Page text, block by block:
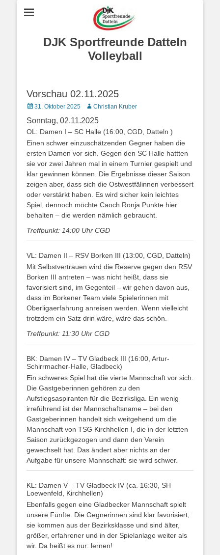
DJK Sportfreunde Datteln
Volleyball
Vorschau 02.11.2025
Posted
31. Oktober 2025 AutorChristian Kruber
Sonntag, 02.11.2025
OL: Damen I – SC Halle (16:00, CGD, Datteln )
Einen schwer einzuschätzenden Gegner haben die
ersten Damen vor sich. Gegen den SC Halle hattten
sie vor zwei Jahren mal in einem Turnier gespielt und
klar gewinnen können. Die Ergebnisse dieser Saison
zeigen aber, dass sich die Ostwestfälinnen verbessert
oder verstärkt haben. Es wird sicher kein leichtes
Spiel, dennoch möchte Caoch Ronja Punkte hier
behalten – die werden nämlich gebraucht.
Treffpunkt: 14:00 Uhr CGD
VL: Damen II – RSV Borken III (13:00, CGD, Datteln)
Mit Selbstvertrauen wird die Reserve gegen den RSV
Borken III antreten – was nicht heißt, dass sie
favorisiert sind, im Gegenteil – wir gehen davon aus,
dass im Borkener Team viele Spielerinnen mit
Oberligaerfahrung anreisen werden. Wenn vielleicht
trotzdem ein Satz drin wäre, wäre das schön.
Treffpunkt: 11:30 Uhr CGD
BK: Damen IV – TV Gladbeck III (16:00, Artur-
Schirrmacher-Halle, Gladbeck)
Ein schweres Spiel hat die vierte Mannschaft vor sich.
Die Gastgeberinnen gehören zu den
Aufstiegsaspiranten für die Bezirksliga. Ein wenig
irreführend ist der Mannschaftsname – bei den
Gastgeberinnen handelt sich weitgehend um die
Mannschaft von TSG Kirchhellen I, die in der letzten
Saison zurückgezogen und dann den Verein
gewechselt hat. Das ändert aber nichts an der
Aufgabe für unsere Mannschaft: sie wird schwer.
KL: Damen V – TV Gladbeck IV (ca. 16:30, SH
Loewenfeld, Kirchhellen)
Ebenfalls gegen eine Gladbecker Mannschaft spielt
unsere Fünfte. Die Gegnerinnen sind klar favorisiert;
sie kommen aus der Bezirksklasse und sind älter,
größer, erfahrener und in der Spielanlage weiter als
wir. Da heißt es nur: lernen!